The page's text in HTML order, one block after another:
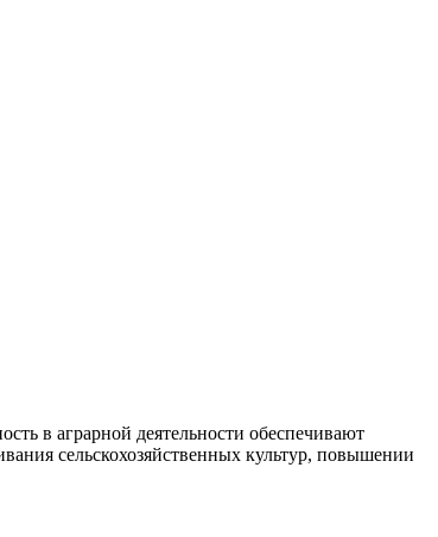
в аграрной деятельности обеспечивают
сельскохозяйственных культур, повышении